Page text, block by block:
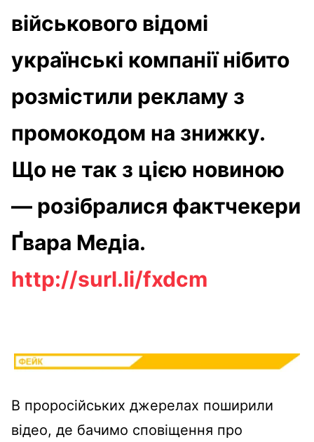
військового відомі
українські компанії нібито
розмістили рекламу з
промокодом на знижку.
Що не так з цією новиною
— розібралися фактчекери
Ґвара Медіа.
http://surl.li/fxdcm
В проросійських джерелах поширили
відео, де бачимо сповіщення про